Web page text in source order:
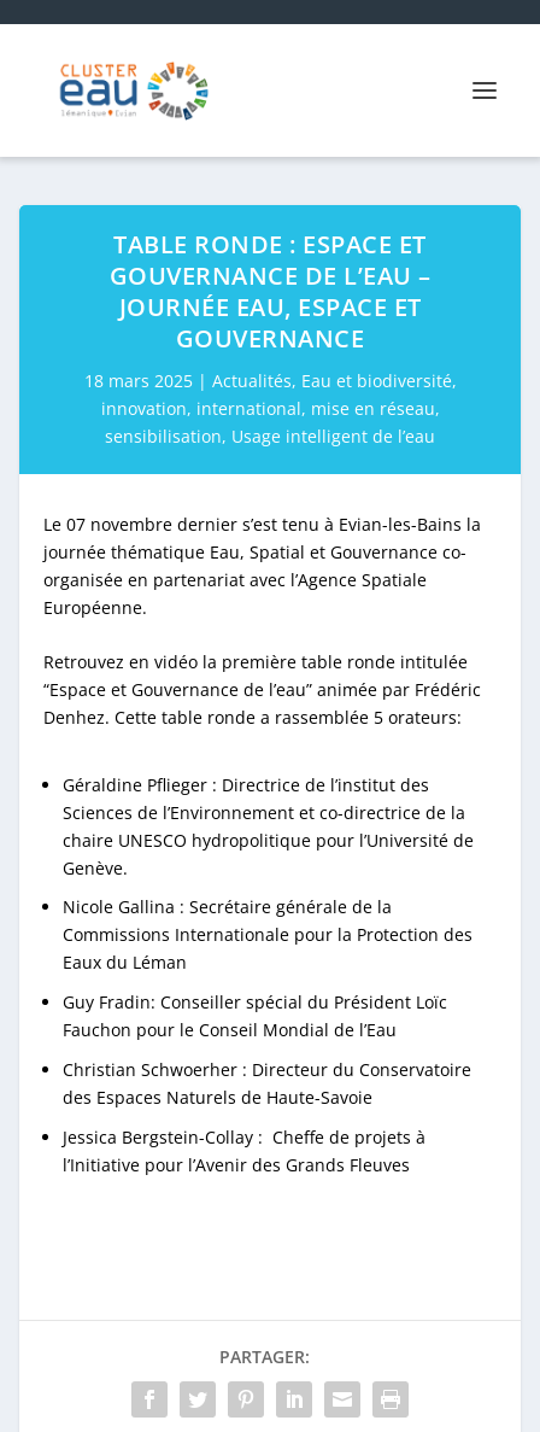
TABLE RONDE : ESPACE ET
GOUVERNANCE DE L’EAU –
JOURNÉE EAU, ESPACE ET
GOUVERNANCE
18 mars 2025| Actualités, Eau et biodiversité,
innovation, international, mise en réseau,
sensibilisation, Usage intelligent de l’eau
Le 07 novembre dernier s’est tenu à Evian-les-Bains la
journée thématique Eau, Spatial et Gouvernance co-
organisée en partenariat avec l’Agence Spatiale
Européenne.
Retrouvez en vidéo la première table ronde intitulée
“Espace et Gouvernance de l’eau” animée par Frédéric
Denhez. Cette table ronde a rassemblée 5 orateurs:
Géraldine Pflieger : Directrice de l’institut des
Sciences de l’Environnement et co-directrice de la
chaire UNESCO hydropolitique pour l’Université de
Genève.
Nicole Gallina : Secrétaire générale de la
Commissions Internationale pour la Protection des
Eaux du Léman
Guy Fradin: Conseiller spécial du Président Loïc
Fauchon pour le Conseil Mondial de l’Eau
Christian Schwoerher : Directeur du Conservatoire
des Espaces Naturels de Haute-Savoie
Jessica Bergstein-Collay : Cheffe de projets à
l’Initiative pour l’Avenir des Grands Fleuves
PARTAGER: